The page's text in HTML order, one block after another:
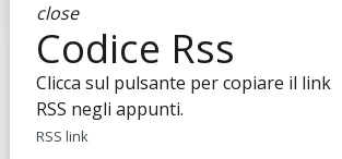
close
Codice Rss
Clicca sul pulsante per copiare il link
RSS negli appunti.
RSS link